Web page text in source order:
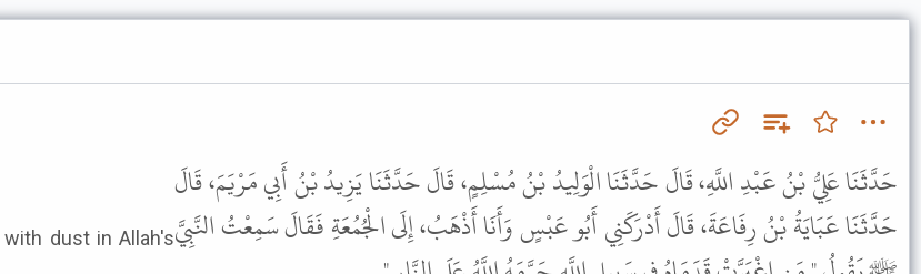
dust in Allah's
حَدَّثَنَا عَلِيُّ بْنُ عَبْدِ اللَّهِ، قَالَ حَدَّثَنَا الْوَلِيدُ بْنُ مُسْلِمٍ، قَالَ حَدَّثَنَا يَزِيدُ بْنُ أَبِي مَرْيَمَ، قَالَ
حَدَّثَنَا عَبَايَةُ بْنُ رِفَاعَةَ، قَالَ أَدْرَكَنِي أَبُو عَبْسٍ وَأَنَا أَذْهَبُ، إِلَى الْجُمُعَةِ فَقَالَ سَمِعْتُ النَّبِيَّ